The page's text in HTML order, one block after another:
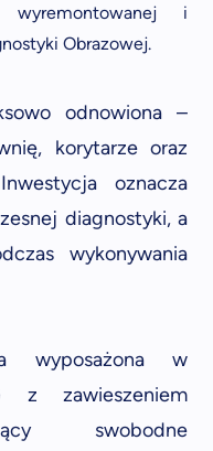
i
Obrazowej.
odnowiona –
korytarze oraz
oznacza
diagnostyki, a
wykonywania
wyposażona w
z zawieszeniem
swobodne